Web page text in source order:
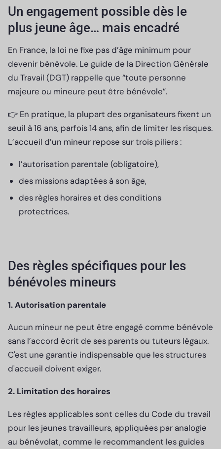
Un engagement possible dès le
plus jeune âge… mais encadré
En France, la loi ne fixe pas d’âge minimum pour
devenir bénévole. Le guide de la Direction Générale
du Travail (DGT) rappelle que “toute personne
majeure ou mineure peut être bénévole”.
👉 En pratique, la plupart des organisateurs fixent un
seuil à 16 ans, parfois 14 ans, afin de limiter les risques.
L’accueil d’un mineur repose sur trois piliers :
l’autorisation parentale (obligatoire),
des missions adaptées à son âge,
des règles horaires et des conditions
protectrices.
Des règles spécifiques pour les
bénévoles mineurs
1. Autorisation parentale
Aucun mineur ne peut être engagé comme bénévole
sans l’accord écrit de ses parents ou tuteurs légaux.
C'est une garantie indispensable que les structures
d'accueil doivent exiger.
2. Limitation des horaires
Les règles applicables sont celles du Code du travail
pour les jeunes travailleurs, appliquées par analogie
au bénévolat, comme le recommandent les guides